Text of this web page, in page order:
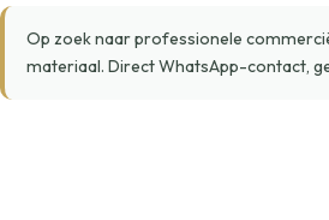
Op zoek naar professionele
materiaal. Direct WhatsApp-contact,